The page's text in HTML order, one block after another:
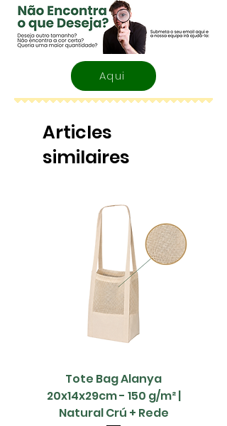
Material:100% juta natural
Alta resistência e
durabilidade
Textura rústica para
acabamentos artesanais
Aqui
Articles
similaires
Tote Bag Alanya
20x14x29cm - 150 g/m² |
Natural Crú + Rede